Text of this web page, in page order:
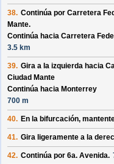
38. Continúa por Carretera
Mante.
Continúa hacia Carretera
3.5 km
39. Gira a la izquierda hacia
Ciudad Mante
Continúa hacia Monterrey
700 m
40. En la bifurcación,
41. Gira ligeramente a la
42. Continúa por 6a. Avenida.